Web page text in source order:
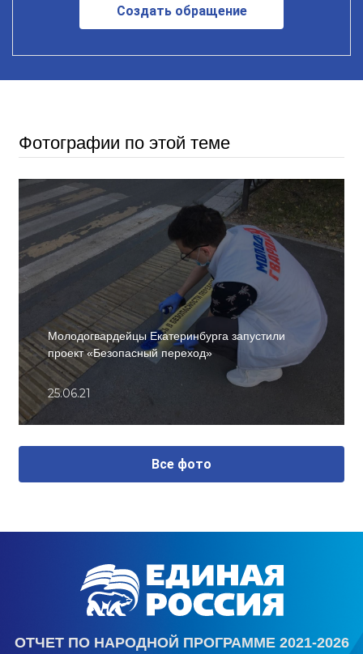
Создать обращение
Фотографии по этой теме
Молодогвардейцы Екатеринбурга запустили
проект «Безопасный переход»
25.06.21
Все фото
ОТЧЕТ ПО НАРОДНОЙ ПРОГРАММЕ 2021-2026